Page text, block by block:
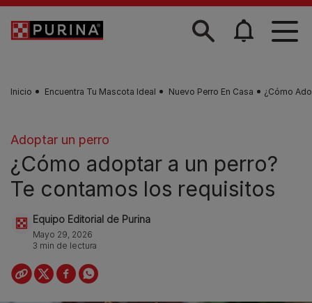
Skip to main content
Inicio Encuentra Tu Mascota Ideal Nuevo Perro En Casa ¿Cómo
Adoptar un perro
¿Cómo adoptar a un perro?
Te contamos los requisitos
Equipo Editorial de Purina
Mayo 29, 2026
3 min de lectura